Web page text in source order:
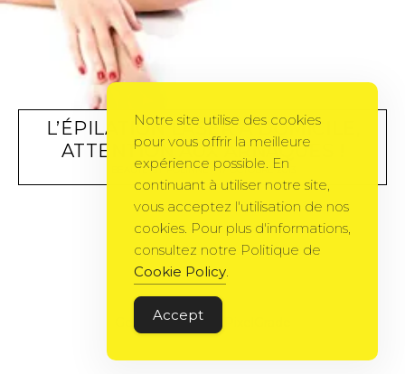
L’ÉPILATION LASER À DOMICILE,
ATTENTION AUX ARNAQUES !
BEAUTÉBYPOLINNE 17 OCTOBRE 2013
Gema Theme
Notre site utilise des cookies
pour vous offrir la meilleure
expérience possible. En
continuant à utiliser notre site,
vous acceptez l'utilisation de nos
cookies. Pour plus d'informations,
consultez notre Politique de
Cookie Policy.
Accept